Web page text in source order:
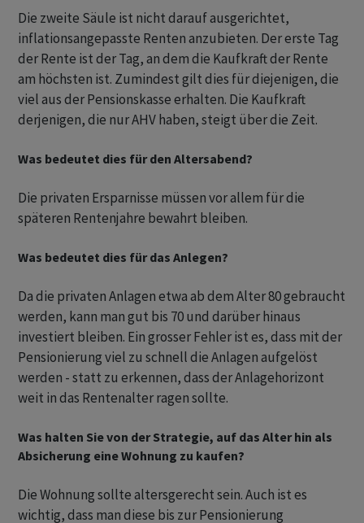
Die zweite Säule ist nicht darauf ausgerichtet,
inflationsangepasste Renten anzubieten. Der erste Tag
der Rente ist der Tag, an dem die Kaufkraft der Rente
am höchsten ist. Zumindest gilt dies für diejenigen, die
viel aus der Pensionskasse erhalten. Die Kaufkraft
derjenigen, die nur AHV haben, steigt über die Zeit.
Was bedeutet dies für den Altersabend?
Die privaten Ersparnisse müssen vor allem für die
späteren Rentenjahre bewahrt bleiben.
Was bedeutet dies für das Anlegen?
Da die privaten Anlagen etwa ab dem Alter 80 gebraucht
werden, kann man gut bis 70 und darüber hinaus
investiert bleiben. Ein grosser Fehler ist es, dass mit der
Pensionierung viel zu schnell die Anlagen aufgelöst
werden - statt zu erkennen, dass der Anlagehorizont
weit in das Rentenalter ragen sollte.
Was halten Sie von der Strategie, auf das Alter hin als
Absicherung eine Wohnung zu kaufen?
Die Wohnung sollte altersgerecht sein. Auch ist es
wichtig, dass man diese bis zur Pensionierung